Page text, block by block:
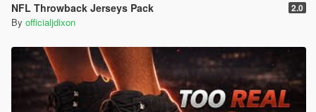
NFL Throwback Jerseys Pack 2.0
By officialjdixon